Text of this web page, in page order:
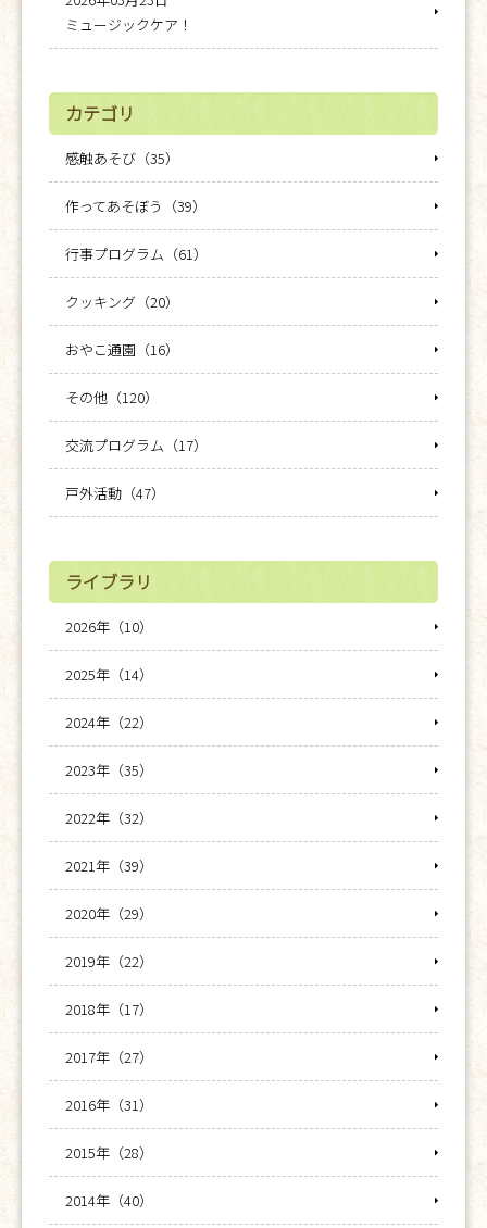
ミュージックケア！
カテゴリ
感触あそび（35）
作ってあそぼう（39）
行事プログラム（61）
クッキング（20）
おやこ通園（16）
その他（120）
交流プログラム（17）
戸外活動（47）
ライブラリ
2026年（10）
2025年（14）
2024年（22）
2023年（35）
2022年（32）
2021年（39）
2020年（29）
2019年（22）
2018年（17）
2017年（27）
2016年（31）
2015年（28）
2014年（40）